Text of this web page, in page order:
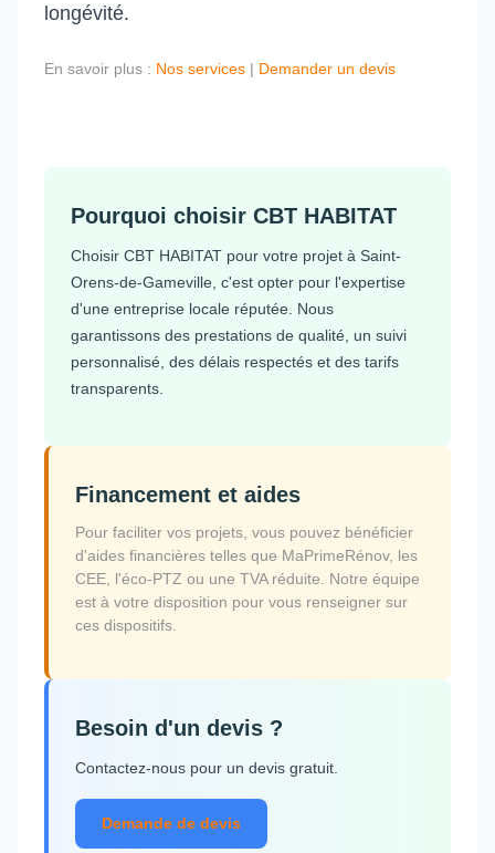
longévité.
En savoir plus : Nos services | Demander un devis
Pourquoi choisir CBT HABITAT
Choisir CBT HABITAT pour votre projet à Saint-
Orens-de-Gameville, c'est opter pour l'expertise
d'une entreprise locale réputée. Nous
garantissons des prestations de qualité, un suivi
personnalisé, des délais respectés et des tarifs
transparents.
Financement et aides
Pour faciliter vos projets, vous pouvez bénéficier
d'aides financières telles que MaPrimeRénov, les
CEE, l'éco-PTZ ou une TVA réduite. Notre équipe
est à votre disposition pour vous renseigner sur
ces dispositifs.
Besoin d'un devis ?
Contactez-nous pour un devis gratuit.
Demande de devis